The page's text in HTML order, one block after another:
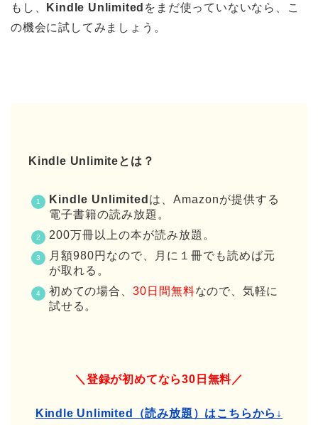
もし、 Kindle Unlimited をまだ使っていないなら、こ
の機会に試してみましょう。
Kindle Unlimiteとは？
Kindle Unlimited は、Amazonが提供する
電子書籍の読み放題。
200万冊以上の本が読み放題。
月額980円なので、月に１冊でも読めば元
が取れる。
初めての場合、 30 日間無料なので、気軽に
試せる。
＼登録が初めてなら30日無料／
Kindle Unlimited（読み放題）はこちらから↓